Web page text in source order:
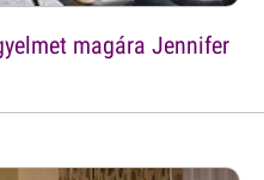
magára Jennifer